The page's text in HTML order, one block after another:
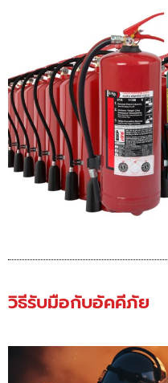
วิธีรับมือกับอัคคีภัย